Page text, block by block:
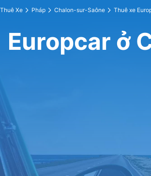
Thuê Xe Pháp Chalon-sur-Saône Thuê xe
Europcar ở